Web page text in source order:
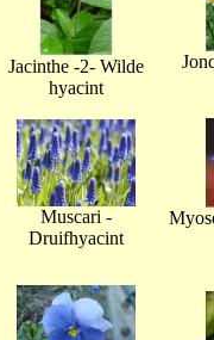
Jacinthe -2- Wilde
hyacint
Muscari -
Druifhyacint